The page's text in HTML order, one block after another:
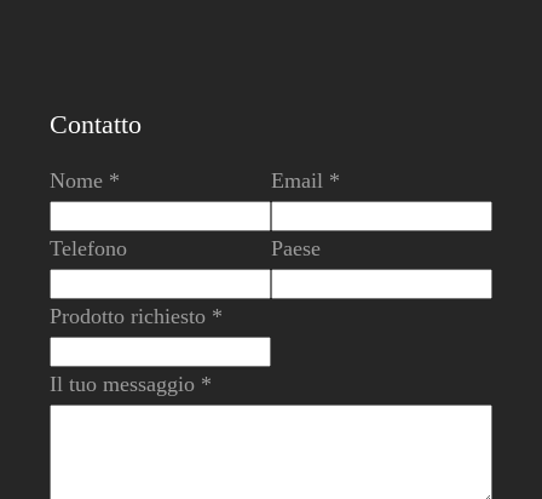
Contatto
Nome * Email *
Telefono Paese
Prodotto richiesto *
Il tuo messaggio *